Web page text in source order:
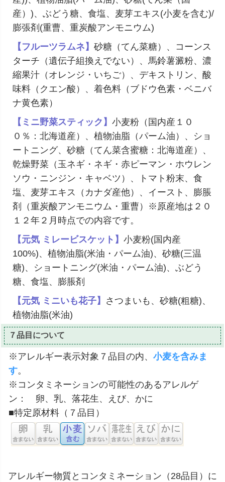
産）)、ぶどう糖、食塩、麦芽エキス(小麦を含む)/
膨張剤(重曹、重炭酸アンモニウム)
【フルーツラムネ】 砂糖（てん菜糖）、コーンス
ターチ（遺伝子組換えでない）、馬鈴薯澱粉、濃
縮果汁（オレンジ・いちご）、デキストリン、酸
味料（クエン酸）、着色料（ブドウ色素・ベニバ
ナ黄色素）
【ミニ野菜スティック】 小麦粉（国内産１０
０％：北海道産）、植物油脂（パーム油）、ショ
ートニング、砂糖（てん菜含蜜糖：北海道産）、
乾燥野菜（玉ネギ・ネギ・赤ピーマン・ホウレン
ソウ・ニンジン・キャベツ）、トマト粉末、食
塩、麦芽エキス（カナダ産他）、イースト、膨脹
剤（重炭酸アンモニウム・重曹）※原産地は２０
１２年２月時点での内容です。
【元気 ミレービスケット】 小麦粉(国内産
100%)、植物油脂(米油・パーム油)、砂糖(三温
糖)、ショートニング(米油・パーム油)、ぶどう
糖、食塩、膨脹剤
【元気 ミニいも花子】 さつまいも、砂糖(粗糖)、
植物油脂(米油)
７品目について
※アレルギー表示対象７品目の内、 小麦を含みま
す。
※コンタミネーションの可能性のあるアレルゲ
ン： 卵、乳、落花生、えび、かに
■特定原材料（７品目）
アレルギー物質とコンタミネーション（28品目）に